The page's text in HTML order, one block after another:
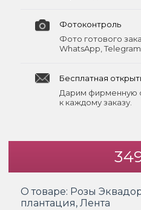
Фотоконтроль
Фото готового
WhatsApp,
Бесплатная
Дарим фирменную
к каждому заказу.
О товаре: Розы
плантация, Лента